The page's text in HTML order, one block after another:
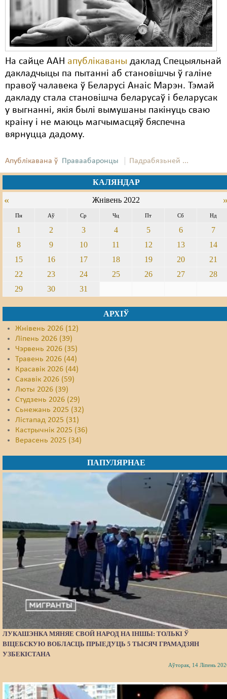
На сайце ААН апублікаваны даклад Спецыяльнай
дакладчыцы па пытанні аб становішчы ў галіне
правоў чалавека ў Беларусі Анаіс Марэн. Тэмай
дакладу стала становішча беларусаў і беларусак
у выгнанні, якія былі вымушаны пакінуць сваю
краіну і не маюць магчымасцяў бяспечна
вярнуцца дадому.
Апублікавана ў Праваабаронцы Падрабязьней ...
КАЛЯНДАР
« Жнівень 2022
Пн Аў Ср Чц Пт Сб Нд
1 2 3 4 5 6
7
8
9 10 11 12 13
14
15
16 17 18 19 20
21
22
23 24 25 26 27
28
29
30 31
АРХІЎ
Жнівень 2026 (12)
Ліпень 2026 (39)
Чэрвень 2026 (35)
Травень 2026 (44)
Красавік 2026 (44)
Сакавік 2026 (59)
Люты 2026 (39)
Студзень 2026 (29)
Сьнежань 2025 (32)
Лістапад 2025 (31)
Кастрычнік 2025 (36)
Верасень 2025 (34)
ПАПУЛЯРНАЕ
ЛУКАШЭНКА МЯНЯЕ СВОЙ НАРОД НА ІНШЫ: ТОЛЬКІ Ў
ВІЦЕБСКУЮ ВОБЛАСЦЬ ПРЫЕДУЦЬ 5 ТЫСЯЧ ГРАМАДЗЯН
УЗБЕКІСТАНА
Аўторак, 14 Ліпень